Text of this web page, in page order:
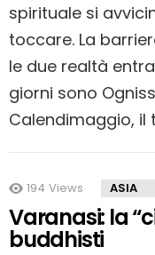
spirituale si
toccare. La
le due realtà
giorni sono
Calendimaggio, il
194 Views ASIA
Varanasi: la
buddhisti